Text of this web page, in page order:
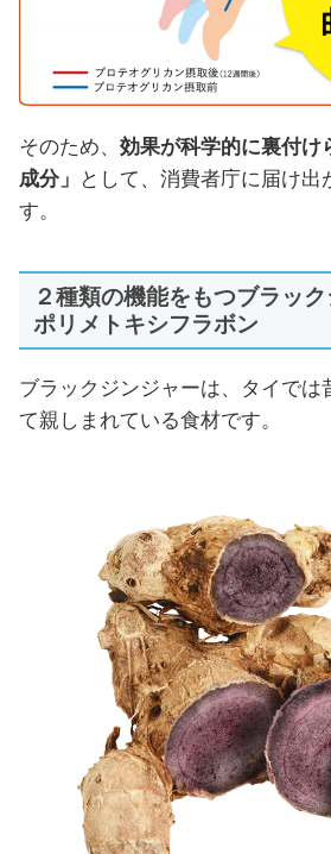
そのため、 効果が科学的に裏付け
成分」
として、消費者庁に届け出
す。
２種類の機能をもつブラッ
ポリメトキシフラボン
ブラックジンジャーは、タイでは
て親しまれている食材です。